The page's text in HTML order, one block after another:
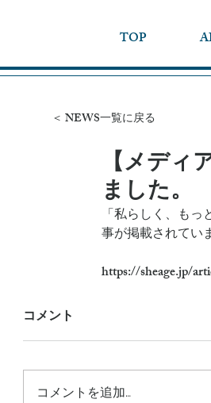
TOP
＜ NEWS一覧に戻る
【メデ
ました。
「私らしく、も
事が掲載されてい
https://sheage.jp/
コメント
コメントを追加…